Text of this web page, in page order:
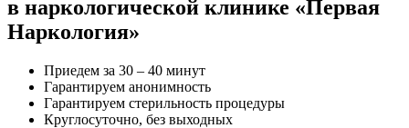
в наркологической клинике «Первая
Наркология»
Приедем за 30 – 40 минут
Гарантируем анонимность
Гарантируем стерильность процедуры
Круглосуточно, без выходных